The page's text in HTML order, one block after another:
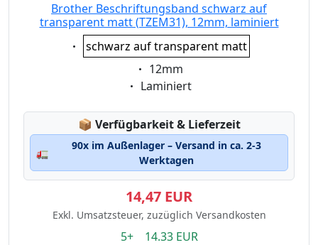
Brother Beschriftungsband schwarz auf
transparent matt (TZEM31), 12mm, laminiert
Eigenschaft:
schwarz auf transparent matt
Eigenschaft:
12mm
Eigenschaft:
Laminiert
📦 Lagerstatus:
Verfügbarkeit & Lieferzeit
🚛
90x im Außenlager – Versand in ca. 2-3
Werktagen
14,47 EUR
Exkl. Umsatzsteuer, zuzüglich Versandkosten
5+ 14.33 EUR